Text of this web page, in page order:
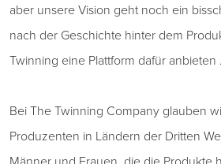
aber unsere Vision geht noch ein
nach der Geschichte hinter dem
Twinning eine Plattform dafür anbieten .
Bei The Twinning Company glauben
Produzenten in Ländern der Dritten